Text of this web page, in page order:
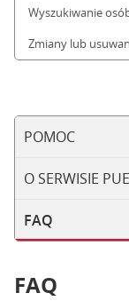
Wyszukiwanie
Zmiany lub
POMOC
O SERWISIE
FAQ
FAQ